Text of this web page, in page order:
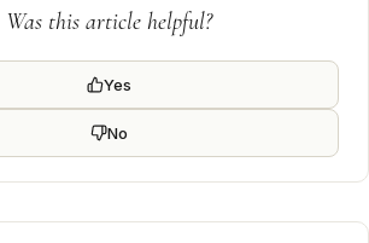
Was this article helpful?
Yes
No